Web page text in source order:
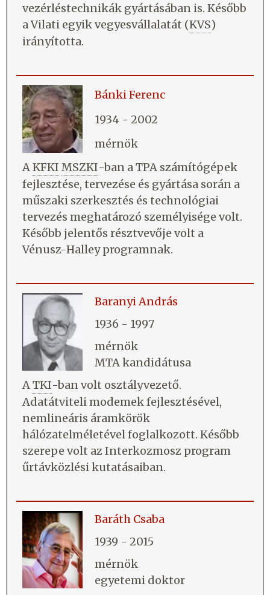
vezérléstechnikák gyártásában is. Később
a Vilati egyik vegyesvállalatát (KVS)
irányította.
Bánki Ferenc
1934 - 2002
mérnök
AKFKI MSZKI-ban a TPA számítógépek
fejlesztése, tervezése és gyártása során a
műszaki szerkesztés és technológiai
tervezés meghatározó személyisége volt.
Később jelentős résztvevője volt a
Vénusz-Halley programnak.
Baranyi András
1936 - 1997
mérnök
MTA kandidátusa
ATKI-ban volt osztályvezető.
Adatátviteli modemek fejlesztésével,
nemlineáris áramkörök
hálózatelméletével foglalkozott. Később
szerepe volt az Interkozmosz program
űrtávközlési kutatásaiban.
Baráth Csaba
1939 - 2015
mérnök
egyetemi doktor